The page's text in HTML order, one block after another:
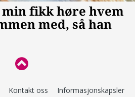
Kontakt oss Informasjonskapsler